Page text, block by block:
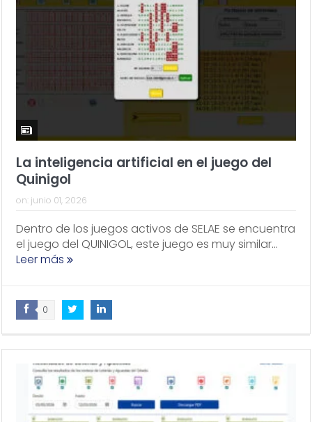
La inteligencia artificial en el juego del
Quinigol
on: junio 01, 2026
Dentro de los juegos activos de SELAE se encuentra
el juego del QUINIGOL, este juego es muy similar...
Leer más
0